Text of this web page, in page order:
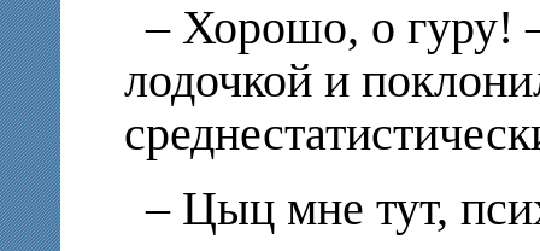
– Хорошо, о гуру!
лодочкой и
– Цыц мне тут,